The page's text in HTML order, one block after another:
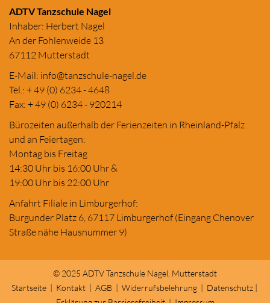
ADTV Tanzschule Nagel
Inhaber: Herbert Nagel
An der Fohlenweide 13
67112 Mutterstadt
E-Mail: info@tanzschule-nagel.de
Tel.: + 49 (0) 6234 - 4648
Fax: + 49 (0) 6234 - 920214
Bürozeiten außerhalb der Ferienzeiten in Rheinland-Pfalz
und an Feiertagen:
Montag bis Freitag
14:30 Uhr bis 16:00 Uhr &
19:00 Uhr bis 22:00 Uhr
Anfahrt Filiale in Limburgerhof:
Burgunder Platz 6, 67117 Limburgerhof (Eingang Chenover
Straße nähe Hausnummer 9)
© 2025 ADTV Tanzschule Nagel, Mutterstadt
Startseite| Kontakt| AGB | Widerrufsbelehrung| Datenschutz|